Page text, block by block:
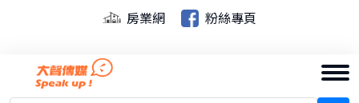
房業網 粉絲專頁